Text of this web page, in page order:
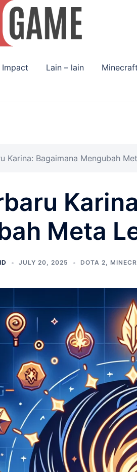
Impact Lain – lain
Minecraft
Karina: Bagaimana Mengubah
Meta
JULY 20, 2025 DOTA 2,